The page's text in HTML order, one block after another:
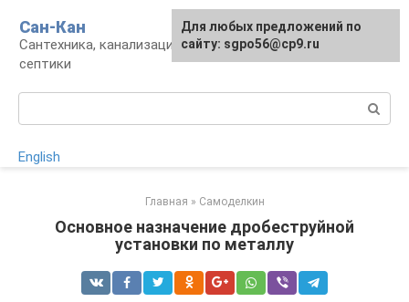
контенту
Сан-Кан
Сантехника, канализация, водопровод,
септики
English
Главная » Самоделкин
Основное назначение дробеструйной
установки по металлу
Для любых предложений по
сайту: sgpo56@cp9.ru